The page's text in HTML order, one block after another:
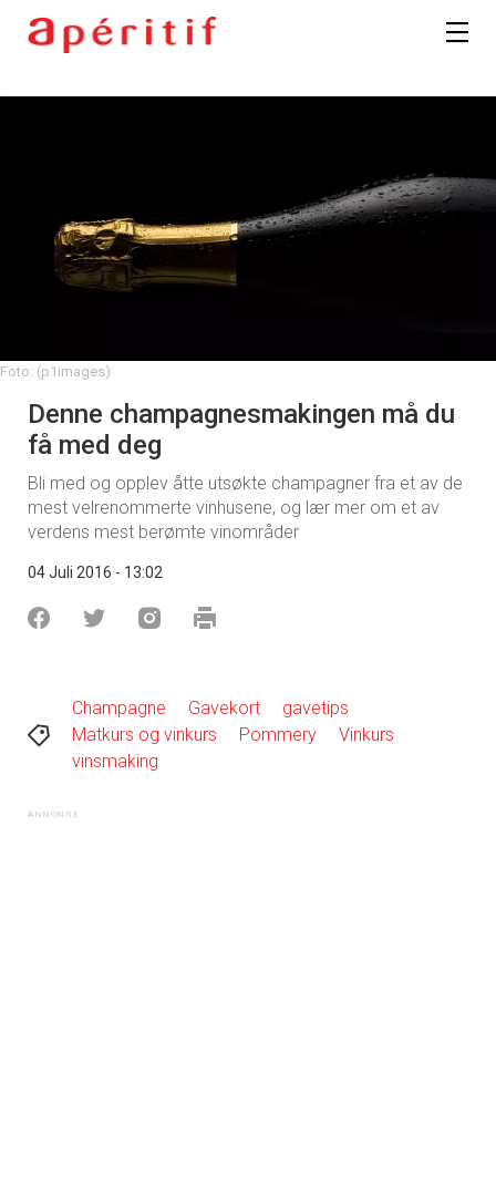
Foto: (p1images)
Denne champagnesmakingen må du
få med deg
Bli med og opplev åtte utsøkte champagner fra et av de
mest velrenommerte vinhusene, og lær mer om et av
verdens mest berømte vinområder
04 Juli 2016 - 13:02
Champagne Gavekort
gavetips
Matkurs og vinkurs
Pommery
Vinkurs
vinsmaking